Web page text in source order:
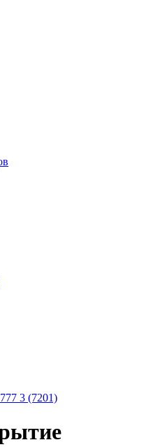
3 (7201)